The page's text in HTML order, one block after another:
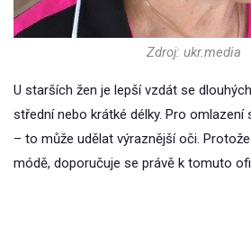
Zdroj: ukr.media
U starších žen je lepší vzdát se
střední nebo krátké délky. Pro
– to může udělat výraznější oči.
módě, doporučuje se právě k tomuto